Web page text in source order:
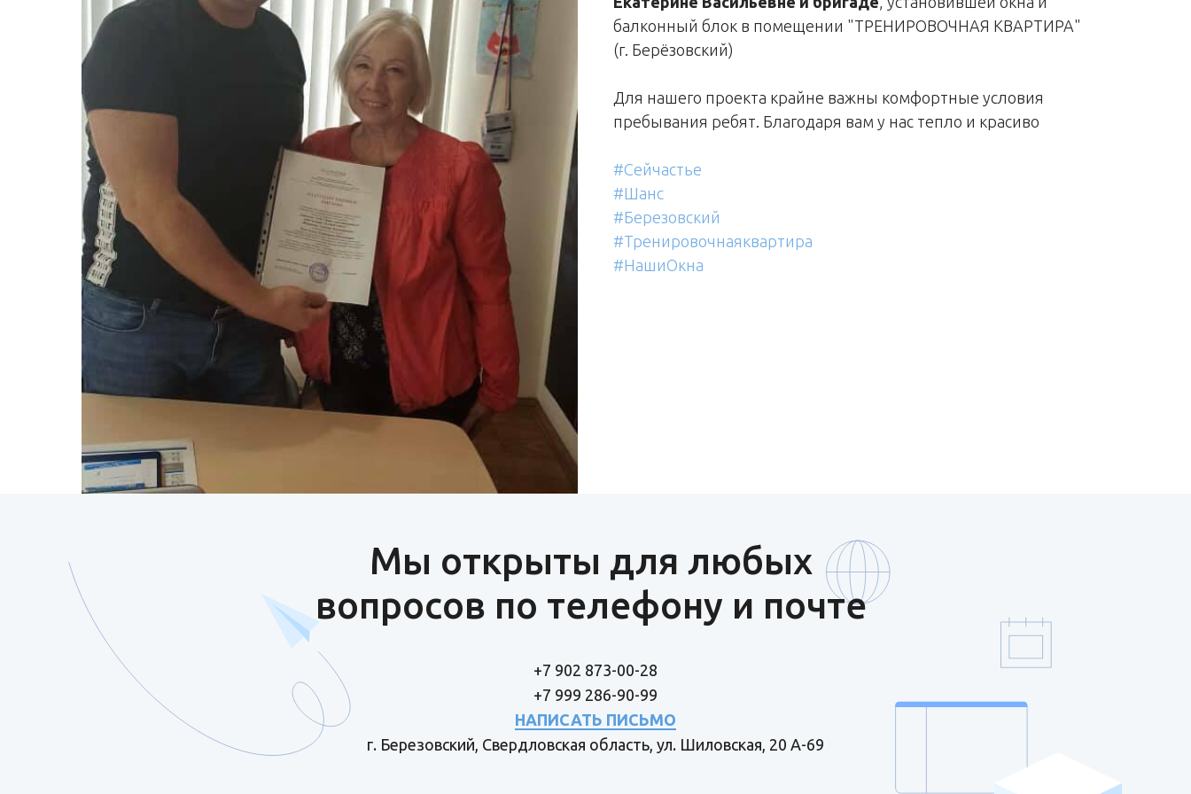
балконный блок в помещении "ТРЕНИРОВОЧНАЯ КВАРТИРА"
(г. Берëзовский)
Для нашего проекта крайне важны комфортные условия
пребывания ребят. Благодаря вам у нас тепло и красиво
#Сейчастье
#Шанс
#Березовский
#Тренировочнаяквартира
#НашиОкна
Мы открыты для любых
вопросов по телефону и почте
+7 902 873-00-28
+7 999 286-90-99
НАПИСАТЬ ПИСЬМО
г. Березовский, Свердловская область, ул. Шиловская, 20 А-69